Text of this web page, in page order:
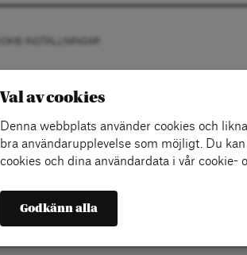
INSTÄLLNINGAR
Val av cookies
Denna webbplats använder cookies och
bra användarupplevelse som möjligt. Du
cookies och dina användardata i vår cookie-
Godkänn alla